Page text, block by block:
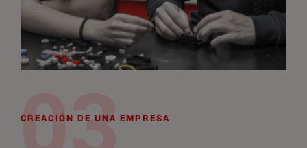
CREACIÓN DE UNA EMPRESA